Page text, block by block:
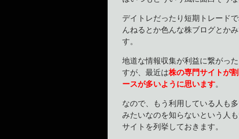
デイトレだったり短期トレード
んねるとか色んな株ブログとか
す。
地道な情報収集が利益に繋がっ
すが、最近は株の専門サイトが
ースが多いように思います。
なので、もう利用している人も
みたいなのを知らないという人
サイトを列挙しておきます。